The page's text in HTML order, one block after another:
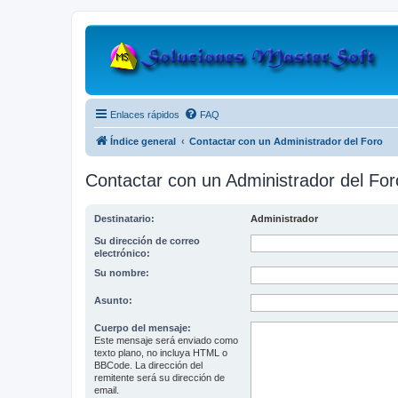
Enlaces rápidos FAQ
Índice general Contactar con un Administrador del Foro
Contactar con un Administrador del
Destinatario: Administrador
Su dirección de correo
electrónico:
Su nombre:
Asunto:
Cuerpo del mensaje:
Este mensaje será enviado como
texto plano, no incluya HTML o
BBCode. La dirección del
remitente será su dirección de
email.